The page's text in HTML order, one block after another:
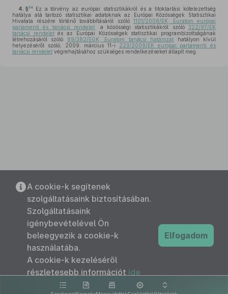
4. §54
Ez a törvény az európai statisztikákról és a titoktartási kötelezettség
hatálya alá tartozó statisztikai adatoknak az Európai Közösségek Statisztikai
Hivatala részére történő továbbításáról szóló 1101/2008/EK, Euratom európai
parlamenti és tanácsi rendelet,
a közösségi statisztikákról szóló 322/97/EK
tanácsi rendeletés az Európai Közösségek statisztikai programbizottságának
létrehozásáról szóló 89/382/EGK, Euratom tanácsi határozat hatályon kívül
helyezéséről szóló, 2009. március 11-i
223/2009/EK európai parlamenti és
tanácsi rendelet végrehajtásához szükséges rendelkezéseket állapít meg.
A cookie-k segítenek
szolgáltatásaink biztosításában.
Szolgáltatásaink
igénybevételével Ön
beleegyezik a cookie-k
használatába.
A cookie-k kezeléséről
részletesebb információt ide
kattintva olvashat.
Elfogadom